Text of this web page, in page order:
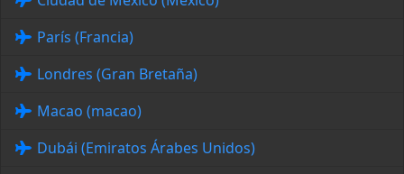
París (Francia)
Londres (Gran Bretaña)
Macao (macao)
Dubái (Emiratos Árabes Unidos)